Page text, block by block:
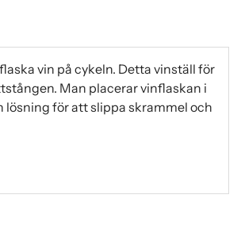
vin på cykeln. Detta vinställ för
Man placerar vinflaskan i
lösning för att slippa skrammel och